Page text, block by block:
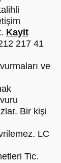
Kayit
217 41
ve
Bir kişi
LC
Tic.